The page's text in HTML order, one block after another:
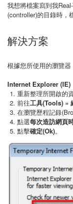
我想將檔案寫到我
(controller)的目錄時，
解決方案
根據您所使用的瀏覽
Internet Explorer (IE)
重新整理所開啟的
前往工具(Tools) »
在瀏覽歷程記錄
點選每次造訪網頁
點擊確定(Ok)。